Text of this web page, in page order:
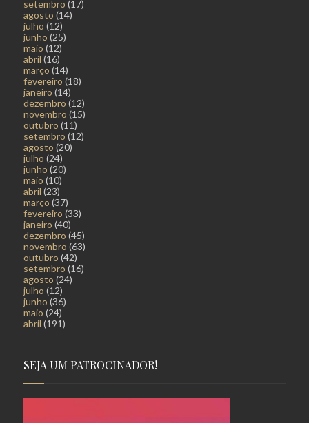
setembro (17)
agosto (14)
julho (12)
junho (25)
maio (12)
abril (16)
março (14)
fevereiro (18)
janeiro (14)
dezembro (12)
novembro (15)
outubro (11)
setembro (12)
agosto (20)
julho (24)
junho (20)
maio (10)
abril (23)
março (37)
fevereiro (33)
janeiro (40)
dezembro (45)
novembro (63)
outubro (42)
setembro (16)
agosto (24)
julho (12)
junho (36)
maio (24)
abril (191)
SEJA UM PATROCINADOR!